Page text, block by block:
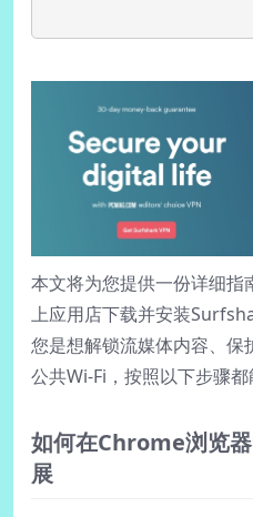
本文将为您提供一份详细
上应用店下载并安装
您是想解锁流媒体内容、保
公共Wi-Fi，按照以下步骤都
如何在Chrome浏览
展